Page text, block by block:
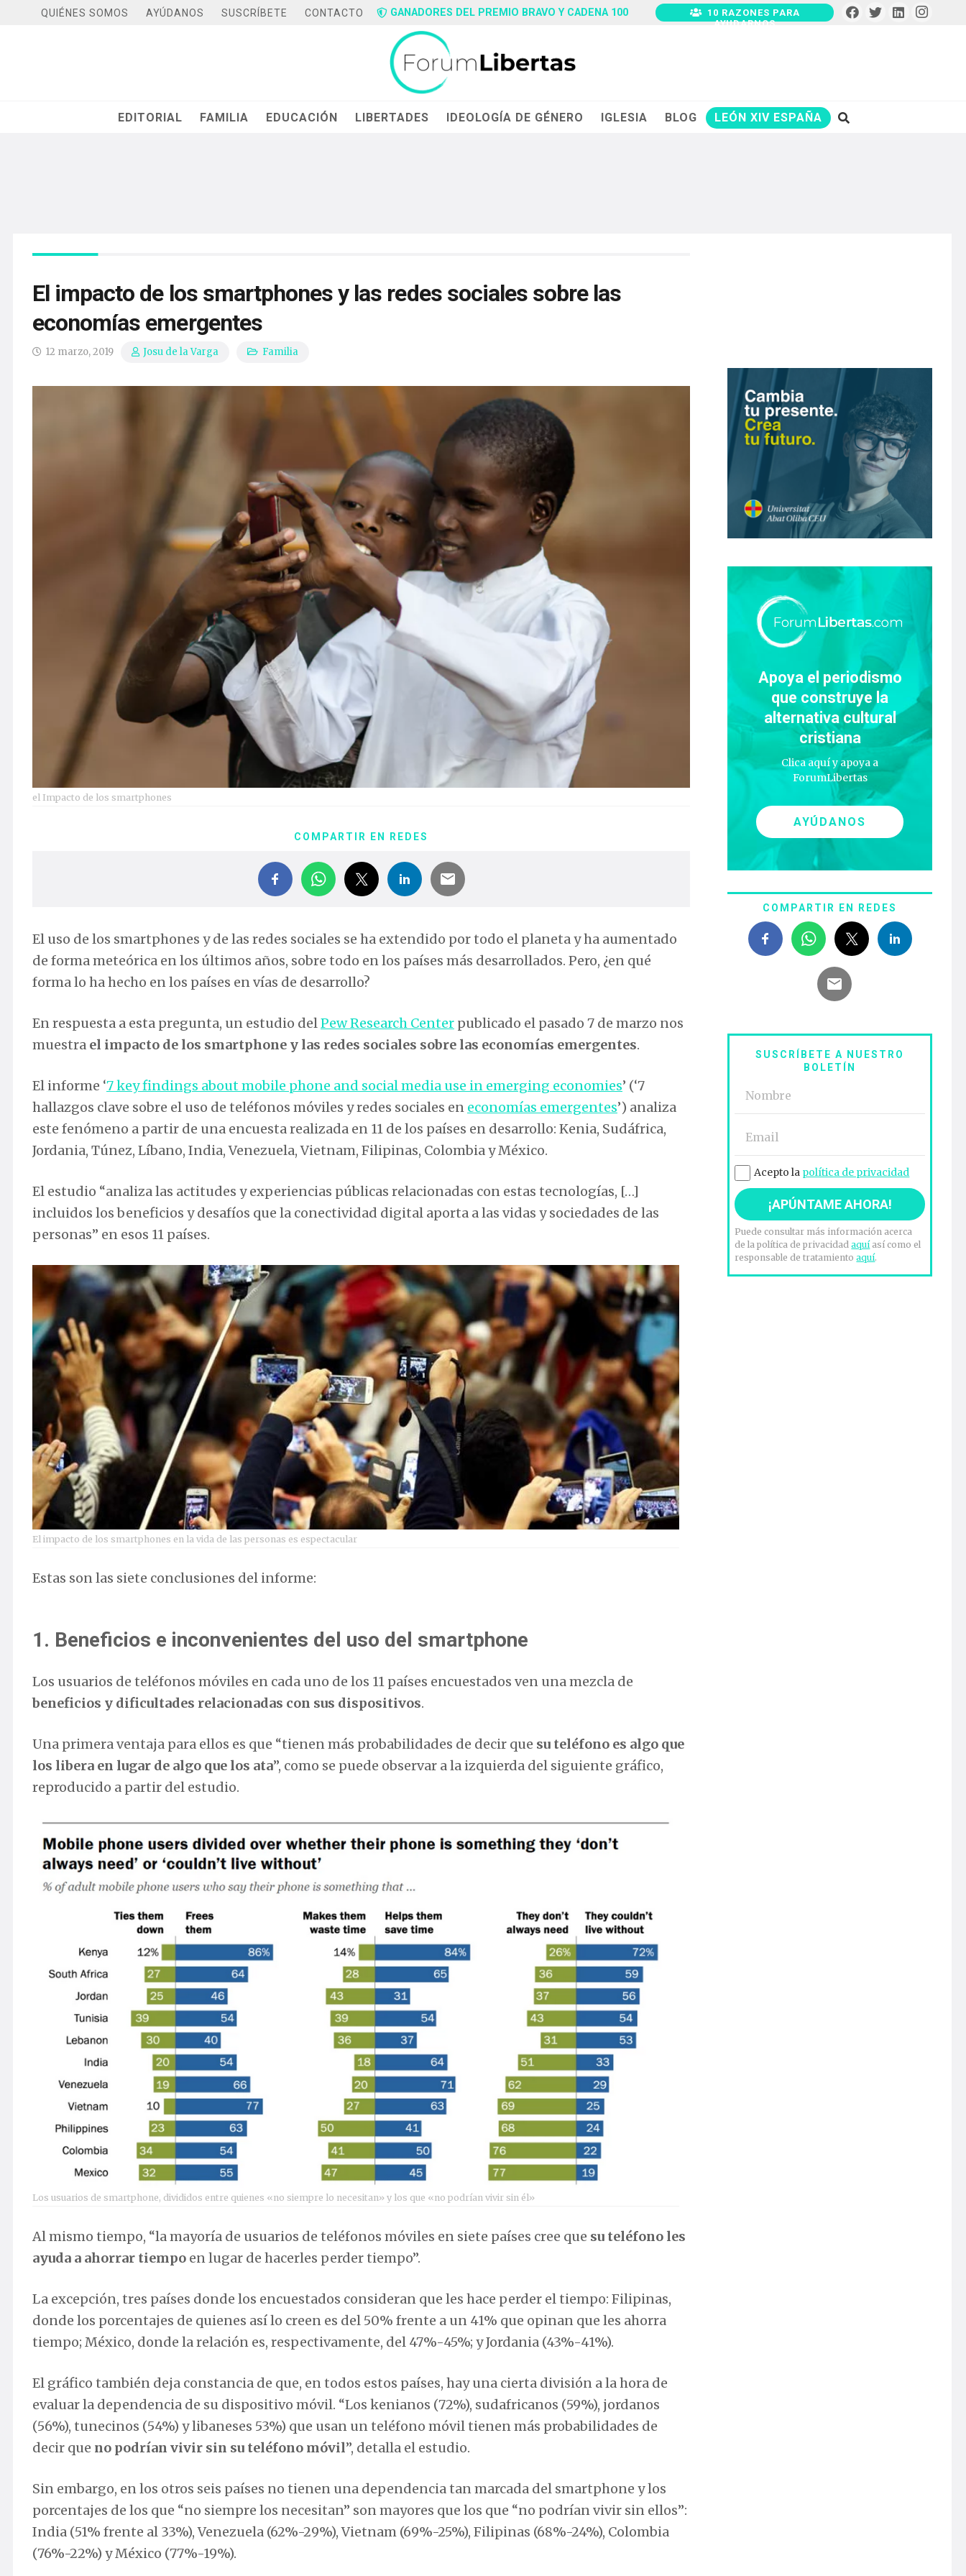
QUIÉNES SOMOS AYÚDANOS SUSCRÍBETE CONTACTO GANADORES DEL PREMIO BRAVO Y CADENA 100
10 RAZONES PARA
AYUDARNOS
EDITORIAL FAMILIA EDUCACIÓN LIBERTADES IDEOLOGÍA DE GÉNERO IGLESIA BLOG LEÓN XIV ESPAÑA
El impacto de los smartphones y las redes sociales sobre las
economías emergentes
12 marzo, 2019 Josu de la Varga Familia
el Impacto de los smartphones
COMPARTIR EN REDES
El uso de los smartphones y de las redes sociales se ha extendido por todo el planeta y ha aumentado
de forma meteórica en los últimos años, sobre todo en los países más desarrollados. Pero, ¿en qué
forma lo ha hecho en los países en vías de desarrollo?
En respuesta a esta pregunta, un estudio delPew Research Center publicado el pasado 7 de marzo nos
muestra el impacto de los smartphone y las redes sociales sobre las economías emergentes.
El informe ‘7 key findings about mobile phone and social media use in emerging economies’ (‘7
hallazgos clave sobre el uso de teléfonos móviles y redes sociales en economías emergentes’) analiza
este fenómeno a partir de una encuesta realizada en 11 de los países en desarrollo: Kenia, Sudáfrica,
Jordania, Túnez, Líbano, India, Venezuela, Vietnam, Filipinas, Colombia y México.
El estudio “analiza las actitudes y experiencias públicas relacionadas con estas tecnologías, […]
incluidos los beneficios y desafíos que la conectividad digital aporta a las vidas y sociedades de las
personas” en esos 11 países.
El impacto de los smartphones en la vida de las personas es espectacular
Estas son las siete conclusiones del informe:
1. Beneficios e inconvenientes del uso del smartphone
Los usuarios de teléfonos móviles en cada uno de los 11 países encuestados ven una mezcla de
beneficios y dificultades relacionadas con sus dispositivos.
Una primera ventaja para ellos es que “tienen más probabilidades de decir que su teléfono es algo que
los libera en lugar de algo que los ata”, como se puede observar a la izquierda del siguiente gráfico,
reproducido a partir del estudio.
Los usuarios de smartphone, divididos entre quienes «no siempre lo necesitan» y los que «no podrían vivir sin él»
Al mismo tiempo, “la mayoría de usuarios de teléfonos móviles en siete países cree que su teléfono les
ayuda a ahorrar tiempo en lugar de hacerles perder tiempo”.
La excepción, tres países donde los encuestados consideran que les hace perder el tiempo: Filipinas,
donde los porcentajes de quienes así lo creen es del 50% frente a un 41% que opinan que les ahorra
tiempo; México, donde la relación es, respectivamente, del 47%-45%; y Jordania (43%-41%).
El gráfico también deja constancia de que, en todos estos países, hay una cierta división a la hora de
evaluar la dependencia de su dispositivo móvil. “Los kenianos (72%), sudafricanos (59%), jordanos
(56%), tunecinos (54%) y libaneses 53%) que usan un teléfono móvil tienen más probabilidades de
decir que no podrían vivir sin su teléfono móvil”, detalla el estudio.
Sin embargo, en los otros seis países no tienen una dependencia tan marcada del smartphone y los
porcentajes de los que “no siempre los necesitan” son mayores que los que “no podrían vivir sin ellos”:
India (51% frente al 33%), Venezuela (62%-29%), Vietnam (69%-25%), Filipinas (68%-24%), Colombia
(76%-22%) y México (77%-19%).
Apoya el periodismo
que construye la
alternativa cultural
cristiana
Clica aquí y apoya a
ForumLibertas
AYÚDANOS
COMPARTIR EN REDES
SUSCRÍBETE A NUESTRO
BOLETÍN
Acepto la política de privacidad
Puede consultar más información acerca
de la política de privacidadaquíasí como el
responsable de tratamientoaquí.